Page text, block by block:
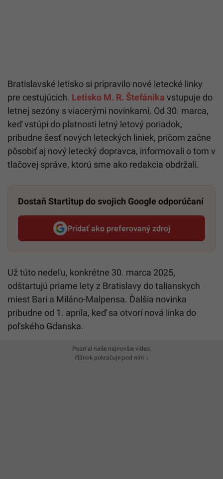
Bratislavské letisko si pripravilo nové letecké linky
pre cestujúcich. Letisko M. R. Štefánika vstupuje do
letnej sezóny s viacerými novinkami. Od 30. marca,
keď vstúpi do platnosti letný letový poriadok,
pribudne šesť nových leteckých liniek, pričom začne
pôsobiť aj nový letecký dopravca, informovali o tom v
tlačovej správe, ktorú sme ako redakcia obdržali.
Dostaň Startitup do svojich Google odporúčaní
Pridať ako preferovaný zdroj
Startitup, odkaz sa otvorí v
Už túto nedeľu, konkrétne 30. marca 2025,
odštartujú priame lety z Bratislavy do talianskych
miest Bari a Miláno-Malpensa. Ďalšia novinka
pribudne od 1. apríla, keď sa otvorí nová linka do
poľského Gdanska.
Pozri si naše najnovšie video,
článok pokračuje pod ním ↓